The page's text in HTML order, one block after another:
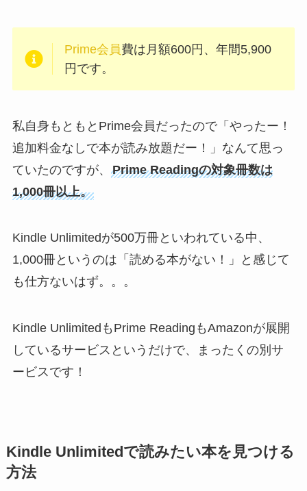
Prime会員費は月額600円、年間5,900
円です。
私自身もともとPrime会員だったので「やったー！
追加料金なしで本が読み放題だー！」なんて思っ
ていたのですが、 Prime Readingの対象冊数は
1,000冊以上。
Kindle Unlimitedが500万冊といわれている中、
1,000冊というのは「読める本がない！」と感じて
も仕方ないはず。。。
Kindle UnlimitedもPrime ReadingもAmazonが展開
しているサービスというだけで、まったくの別サ
ービスです！
Kindle Unlimitedで読みたい本を見つける
方法